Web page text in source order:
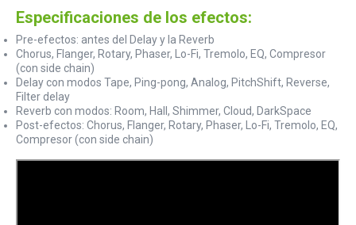
Especificaciones de los efectos:
Pre-efectos: antes del Delay y la Reverb
Chorus, Flanger, Rotary, Phaser, Lo-Fi, Tremolo, EQ, Compresor
(con side chain)
Delay con modos Tape, Ping-pong, Analog, PitchShift, Reverse,
Filter delay
Reverb con modos: Room, Hall, Shimmer, Cloud, DarkSpace
Post-efectos: Chorus, Flanger, Rotary, Phaser, Lo-Fi, Tremolo, EQ,
Compresor (con side chain)